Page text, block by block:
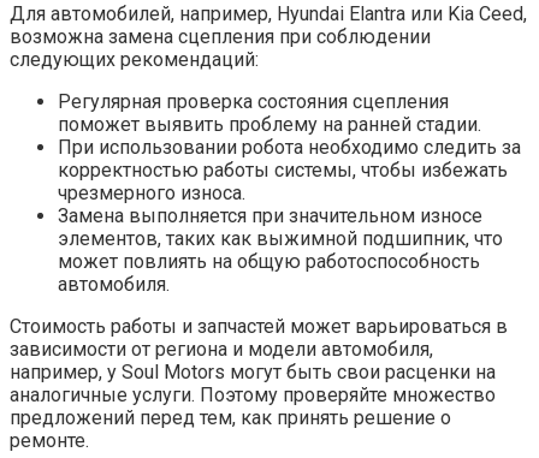
Для автомобилей, например, Hyundai Elantra или Kia Ceed,
возможна замена сцепления при соблюдении
следующих рекомендаций:
Регулярная проверка состояния сцепления
поможет выявить проблему на ранней стадии.
При использовании робота необходимо следить за
корректностью работы системы, чтобы избежать
чрезмерного износа.
Замена выполняется при значительном износе
элементов, таких как выжимной подшипник, что
может повлиять на общую работоспособность
автомобиля.
Стоимость работы и запчастей может варьироваться в
зависимости от региона и модели автомобиля,
например, у Soul Motors могут быть свои расценки на
аналогичные услуги. Поэтому проверяйте множество
предложений перед тем, как принять решение о
ремонте.